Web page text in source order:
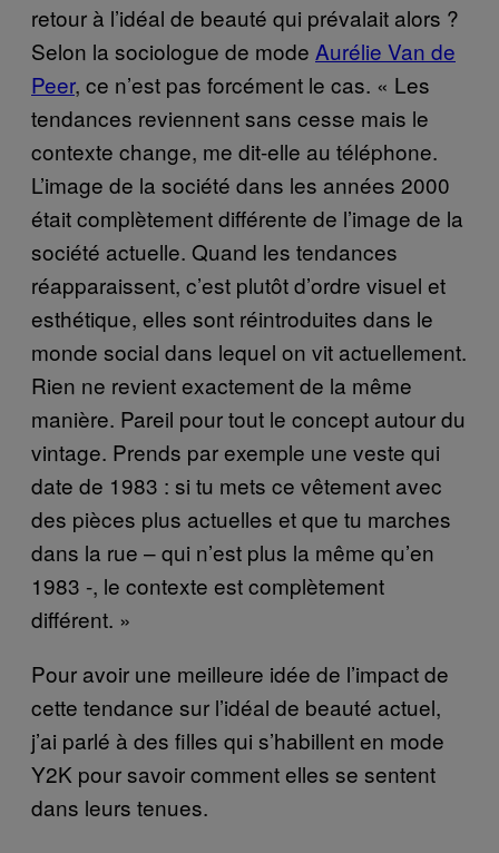
retour à l’idéal de beauté qui prévalait alors ?
Selon la sociologue de mode Aurélie Van de
Peer, ce n’est pas forcément le cas. « Les
tendances reviennent sans cesse mais le
contexte change, me dit-elle au téléphone.
L’image de la société dans les années 2000
était complètement différente de l’image de la
société actuelle. Quand les tendances
réapparaissent, c’est plutôt d’ordre visuel et
esthétique, elles sont réintroduites dans le
monde social dans lequel on vit actuellement.
Rien ne revient exactement de la même
manière. Pareil pour tout le concept autour du
vintage. Prends par exemple une veste qui
date de 1983 : si tu mets ce vêtement avec
des pièces plus actuelles et que tu marches
dans la rue – qui n’est plus la même qu’en
1983 -, le contexte est complètement
différent. »
Pour avoir une meilleure idée de l’impact de
cette tendance sur l’idéal de beauté actuel,
j’ai parlé à des filles qui s’habillent en mode
Y2K pour savoir comment elles se sentent
dans leurs tenues.